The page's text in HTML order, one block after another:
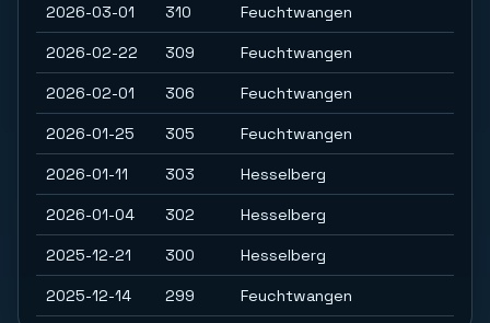
2026-03-01 310 Feuchtwangen
2026-02-22 309 Feuchtwangen
2026-02-01 306 Feuchtwangen
2026-01-25 305 Feuchtwangen
2026-01-11 303 Hesselberg
2026-01-04 302 Hesselberg
2025-12-21 300 Hesselberg
2025-12-14 299 Feuchtwangen